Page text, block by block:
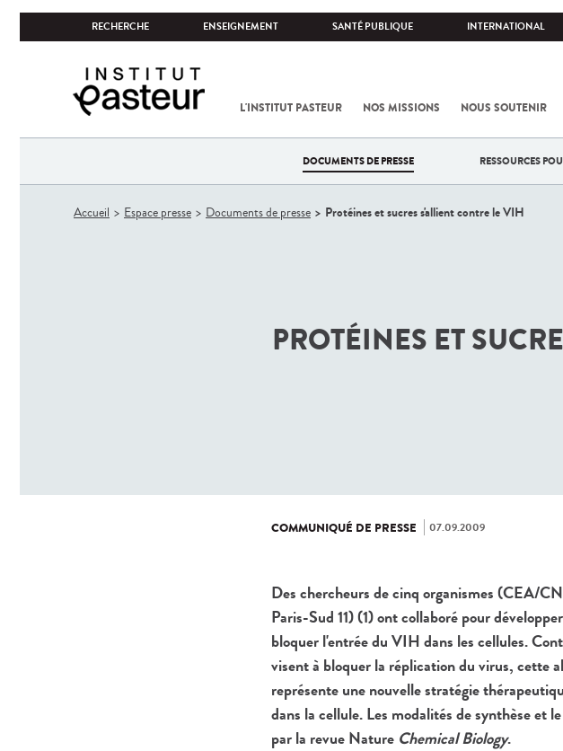
RECHERCHE ENSEIGNEMENT SANTÉ PUBLIQUE INTERNATIONAL
L'INSTITUT PASTEUR NOS MISSIONS NOUS SOUTENIR
DOCUMENTS DE PRESSE RESSOURCES
Vous
Accueil Espace presse Documents de presse Protéines et sucres s'allient contre le VIH
PROTÉINES ET
COMMUNIQUÉ DE PRESSE 07.09.2009
Des chercheurs de cinq organismes (CEA/
Paris-Sud 11) (1) ont collaboré pour
bloquer l'entrée du VIH dans les cellules.
visent à bloquer la réplication du virus, cette
représente une nouvelle stratégie
dans la cellule. Les modalités de synthèse et
par la revue Nature Chemical Biology.